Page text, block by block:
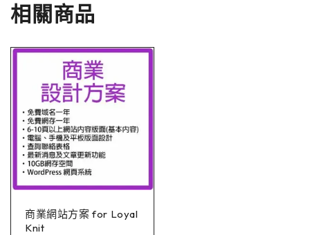
相關商品
商業網站方案 for Loyal
Knit